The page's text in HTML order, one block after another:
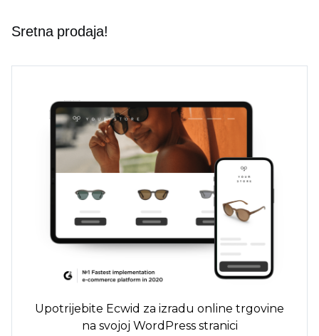
Sretna prodaja!
Upotrijebite Ecwid za izradu online trgovine
na svojoj WordPress stranici